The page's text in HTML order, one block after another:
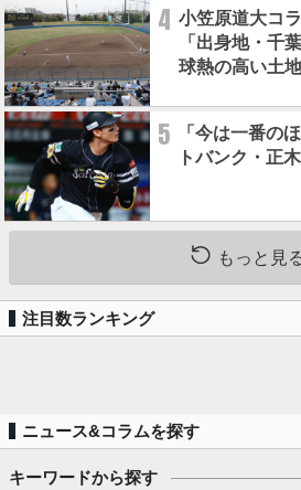
4 小笠原道大コ
「出身地・千
球熱の高い土地
5
「今は一番の
トバンク・正
もっと見
注目数ランキング
ニュース&コラムを探す
キーワードから探す